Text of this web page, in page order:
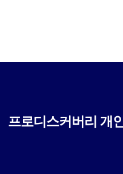
프로디스커버리 개